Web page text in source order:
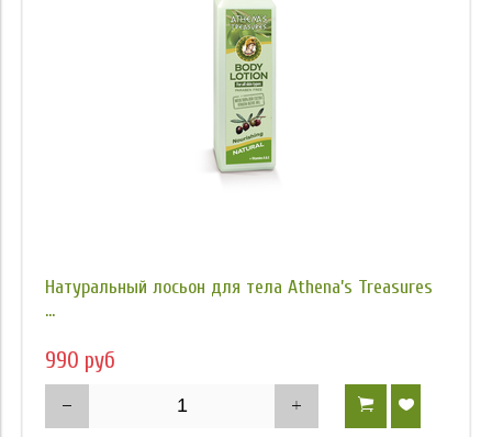
Натуральный лосьон для тела Athena’s Treasures
...
990 руб